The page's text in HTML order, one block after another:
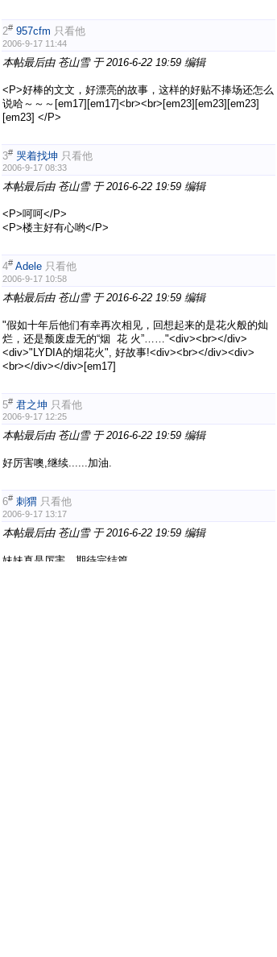
2# 957cfm 只看他
2006-9-17 11:44
本帖最后由 苍山雪 于 2016-6-22 19:59 编辑
<P>好棒的文文，好漂亮的故事，这样的好贴不捧场还怎么
说哈～～～[em17][em17]<br><br>[em23][em23][em23]
[em23] </P>
3# 哭着找坤 只看他
2006-9-17 08:33
本帖最后由 苍山雪 于 2016-6-22 19:59 编辑
<P>呵呵</P>
<P>楼主好有心哟</P>
4# Adele 只看他
2006-9-17 10:58
本帖最后由 苍山雪 于 2016-6-22 19:59 编辑
"假如十年后他们有幸再次相见，回想起来的是花火般的灿
烂，还是颓废虚无的“烟 花 火”……"<div><br></div>
<div>"LYDIA的烟花火", 好故事!<div><br></div><div>
<br></div></div>[em17]
5# 君之坤 只看他
2006-9-17 12:25
本帖最后由 苍山雪 于 2016-6-22 19:59 编辑
好厉害噢,继续......加油.
6# 刺猬 只看他
2006-9-17 13:17
本帖最后由 苍山雪 于 2016-6-22 19:59 编辑
妹妹真是厉害，期待完结篇。